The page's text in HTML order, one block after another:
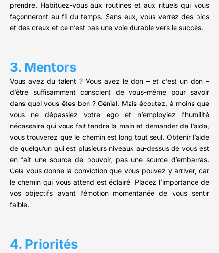
prendre. Habituez-vous aux routines et aux rituels qui vous
façonneront au fil du temps. Sans eux, vous verrez des pics
et des creux et ce n’est pas une voie durable vers le succès.
3. Mentors
Vous avez du talent ? Vous avez le don – et c’est un don –
d’être suffisamment conscient de vous-même pour savoir
dans quoi vous êtes bon ? Génial. Mais écoutez, à moins que
vous ne dépassiez votre ego et n’employiez l’humilité
nécessaire qui vous fait tendre la main et demander de l’aide,
vous trouverez que le chemin est long tout seul. Obtenir l’aide
de quelqu’un qui est plusieurs niveaux au-dessus de vous est
en fait une source de pouvoir, pas une source d’embarras.
Cela vous donne la conviction que vous pouvez y arriver, car
le chemin qui vous attend est éclairé. Placez l’importance de
vos objectifs avant l’émotion momentanée de vous sentir
faible.
4. Priorités